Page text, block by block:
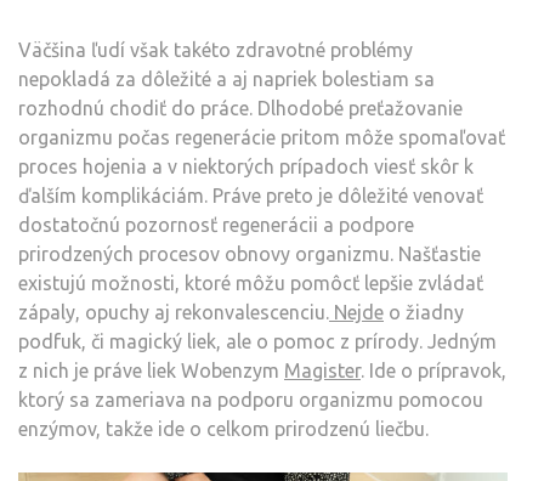
Väčšina ľudí však takéto zdravotné problémy
nepokladá za dôležité a aj napriek bolestiam sa
rozhodnú chodiť do práce. Dlhodobé preťažovanie
organizmu počas regenerácie pritom môže spomaľovať
proces hojenia a v niektorých prípadoch viesť skôr k
ďalším komplikáciám. Práve preto je dôležité venovať
dostatočnú pozornosť regenerácii a podpore
prirodzených procesov obnovy organizmu. Našťastie
existujú možnosti, ktoré môžu pomôcť lepšie zvládať
zápaly, opuchy aj rekonvalescenciu. Nejde o žiadny
podfuk, či magický liek, ale o pomoc z prírody. Jedným
z nich je práve liek Wobenzym Magister. Ide o prípravok,
ktorý sa zameriava na podporu organizmu pomocou
enzýmov, takže ide o celkom prirodzenú liečbu.